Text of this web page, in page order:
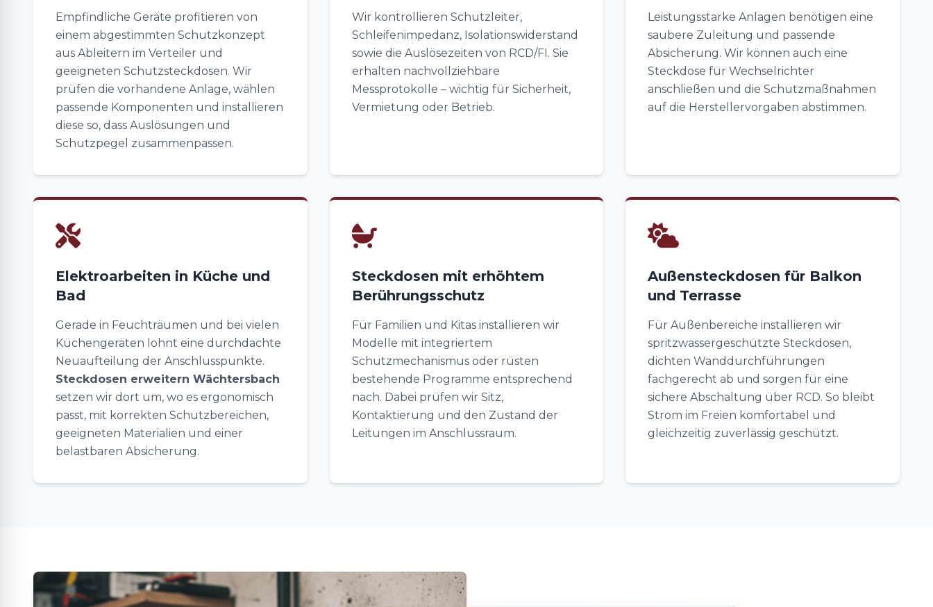
Empfindliche Geräte profitieren von
einem abgestimmten Schutzkonzept
aus Ableitern im Verteiler und
geeigneten Schutzsteckdosen. Wir
prüfen die vorhandene Anlage, wählen
passende Komponenten und installieren
diese so, dass Auslösungen und
Schutzpegel zusammenpassen.
Wir kontrollieren Schutzleiter,
Schleifenimpedanz, Isolationswiderstand
sowie die Auslösezeiten von RCD/FI. Sie
erhalten nachvollziehbare
Messprotokolle – wichtig für Sicherheit,
Vermietung oder Betrieb.
Leistungsstarke Anlagen benötigen eine
saubere Zuleitung und passende
Absicherung. Wir können auch eine
Steckdose für Wechselrichter
anschließen und die Schutzmaßnahmen
auf die Herstellervorgaben abstimmen.
Elektroarbeiten in Küche und
Bad
Gerade in Feuchträumen und bei vielen
Küchengeräten lohnt eine durchdachte
Neuaufteilung der Anschlusspunkte.
Steckdosen erweitern Wächtersbach
setzen wir dort um, wo es ergonomisch
passt, mit korrekten Schutzbereichen,
geeigneten Materialien und einer
belastbaren Absicherung.
Steckdosen mit erhöhtem
Berührungsschutz
Für Familien und Kitas installieren wir
Modelle mit integriertem
Schutzmechanismus oder rüsten
bestehende Programme entsprechend
nach. Dabei prüfen wir Sitz,
Kontaktierung und den Zustand der
Leitungen im Anschlussraum.
Außensteckdosen für Balkon
und Terrasse
Für Außenbereiche installieren wir
spritzwassergeschützte Steckdosen,
dichten Wanddurchführungen
fachgerecht ab und sorgen für eine
sichere Abschaltung über RCD. So bleibt
Strom im Freien komfortabel und
gleichzeitig zuverlässig geschützt.